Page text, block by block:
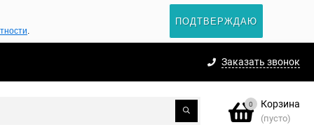
ПОДТВЕРЖДАЮ
Заказать звонок
0 Корзина
(пусто)